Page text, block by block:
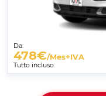
Da:
478€/Mes+IVA
Tutto incluso